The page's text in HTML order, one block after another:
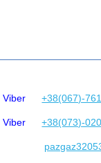
Viber
Viber
+38(067)-
+38(073)-